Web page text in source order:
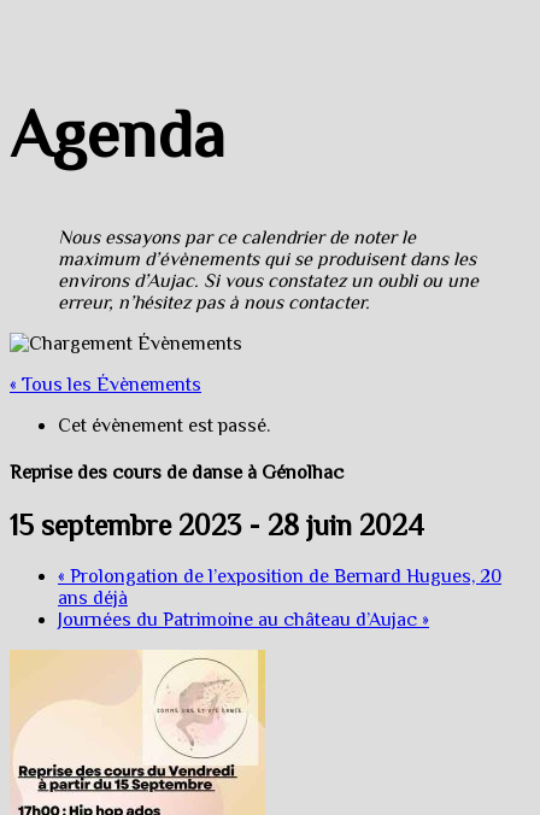
Agenda
Nous essayons par ce calendrier de noter le
maximum d’évènements qui se produisent dans les
environs d’Aujac. Si vous constatez un oubli ou une
erreur, n’hésitez pas à nous contacter.
« Tous les Évènements
Cet évènement est passé.
Reprise des cours de danse à Génolhac
15 septembre 2023- 28 juin 2024
« Prolongation de l’exposition de Bernard Hugues, 20
ans déjà
Journées du Patrimoine au château d’Aujac »